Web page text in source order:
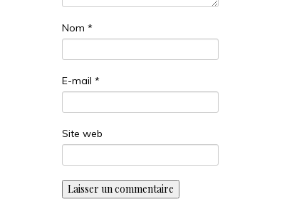
Nom *
E-mail *
Site web